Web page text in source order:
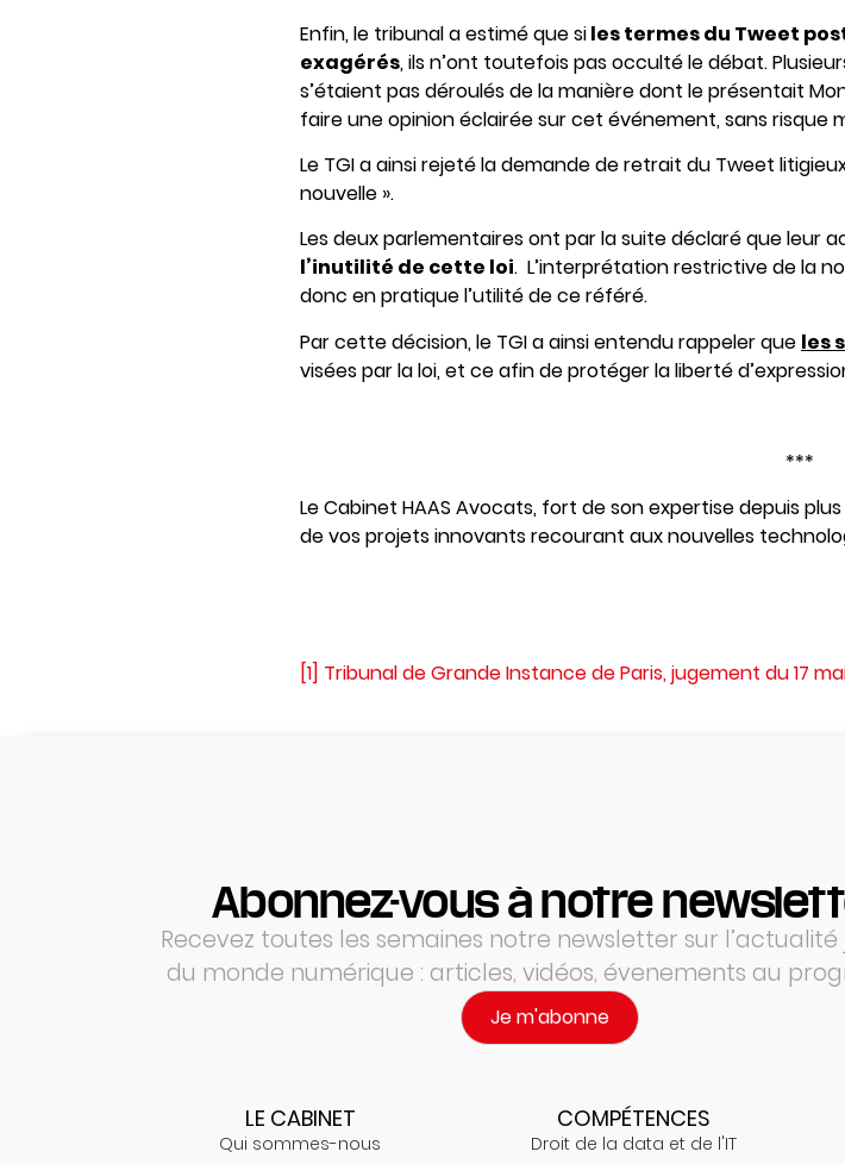
Enfin, le tribunal a estimé que siles termes du Tweet
exagérés, ils n’ont toutefois pas occulté le débat.
s’étaient pas déroulés de la manière dont le présentait
faire une opinion éclairée sur cet événement, sans risque
Le TGI a ainsi rejeté la demande de retrait du Tweet
nouvelle ».
Les deux parlementaires ont par la suite déclaré que leur
l’inutilité de cette loi. L’interprétation restrictive de la
donc en pratique l’utilité de ce référé.
Par cette décision, le TGI a ainsi entendu rappeler que les
visées par la loi, et ce afin de protéger la liberté
***
Le Cabinet HAAS Avocats, fort de son expertise depuis
de vos projets innovants recourant aux nouvelles
[1] Tribunal de Grande Instance de Paris, jugement du 17
Abonnez-vous à notre
Recevez toutes les semaines notre newsletter sur l’actualité
du monde numérique : articles, vidéos, évenements au
Je m'abonne
LE CABINET
Qui sommes-nous
COMPÉTENCES
Droit de la data et de l'IT